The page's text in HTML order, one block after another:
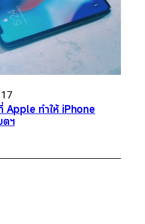
Apple ทำให้ iPhone
ตฯ